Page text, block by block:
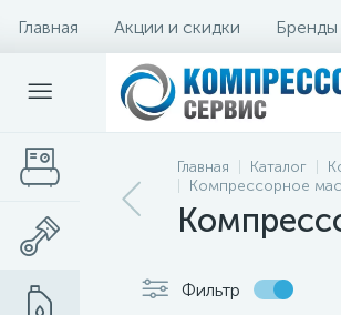
Главная Акции и скидки Бренды
Главная Каталог
Компрессорное
Фильтр